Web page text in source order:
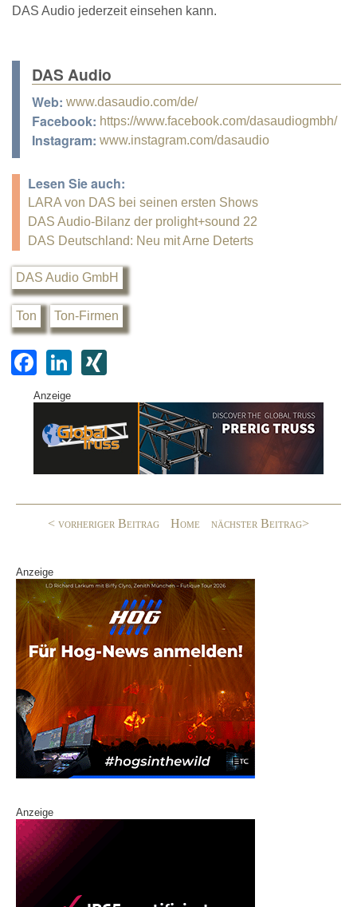
DAS Audio jederzeit einsehen kann.
DAS Audio
Web: www.dasaudio.com/de/
Facebook: https://www.facebook.com/dasaudiogmbh/
Instagram: www.instagram.com/dasaudio
Lesen Sie auch:
LARA von DAS bei seinen ersten Shows
DAS Audio-Bilanz der prolight+sound 22
DAS Deutschland: Neu mit Arne Deterts
DAS Audio GmbH
Ton Ton-Firmen
F
a
c
e
o
Li
k
e
G
Anzeige
< vorheriger Beitrag Home nächster Beitrag>
Anzeige
Anzeige